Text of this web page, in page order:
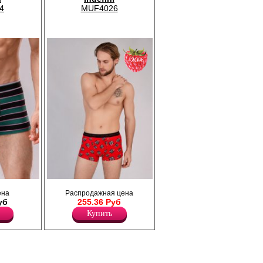
MUF4026
“хлопушки”, из натурального хлопка с
добавлением эластана, повышающий
прочность и качество одежды, создавая
идеальное облегание фигуры. Имеют
среднюю посадку, мягкую и эластичную
−20%
Распродажная цена
255.36 Руб
Купить